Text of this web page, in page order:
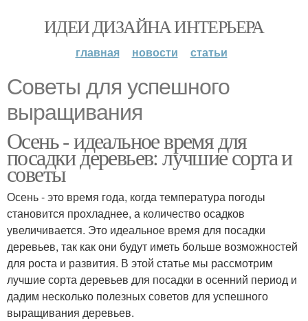
ИДЕИ ДИЗАЙНА ИНТЕРЬЕРА
главная новости статьи
Советы для успешного
выращивания
Осень - идеальное время для
посадки деревьев: лучшие сорта и
советы
Осень - это время года, когда температура погоды
становится прохладнее, а количество осадков
увеличивается. Это идеальное время для посадки
деревьев, так как они будут иметь больше возможностей
для роста и развития. В этой статье мы рассмотрим
лучшие сорта деревьев для посадки в осенний период и
дадим несколько полезных советов для успешного
выращивания деревьев.